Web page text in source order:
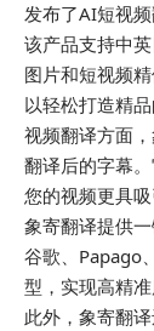
发布了AI短视频
该产品支持中
图片和短视频
以轻松打造精
视频翻译方面
翻译后的字幕
您的视频更具吸
象寄翻译提供
谷歌、Papago
型，实现高精准
此外，象寄翻